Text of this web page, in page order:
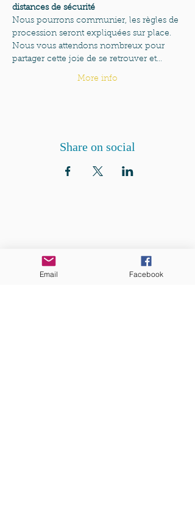
distances de sécurité
Nous pourrons communier, les règles de
procession seront expliquées sur place.
Nous vous attendons nombreux pour
partager cette joie de se retrouver et…
More info
Share on social
Communauté catholique française et
francophone autour de Boston
Email Facebook